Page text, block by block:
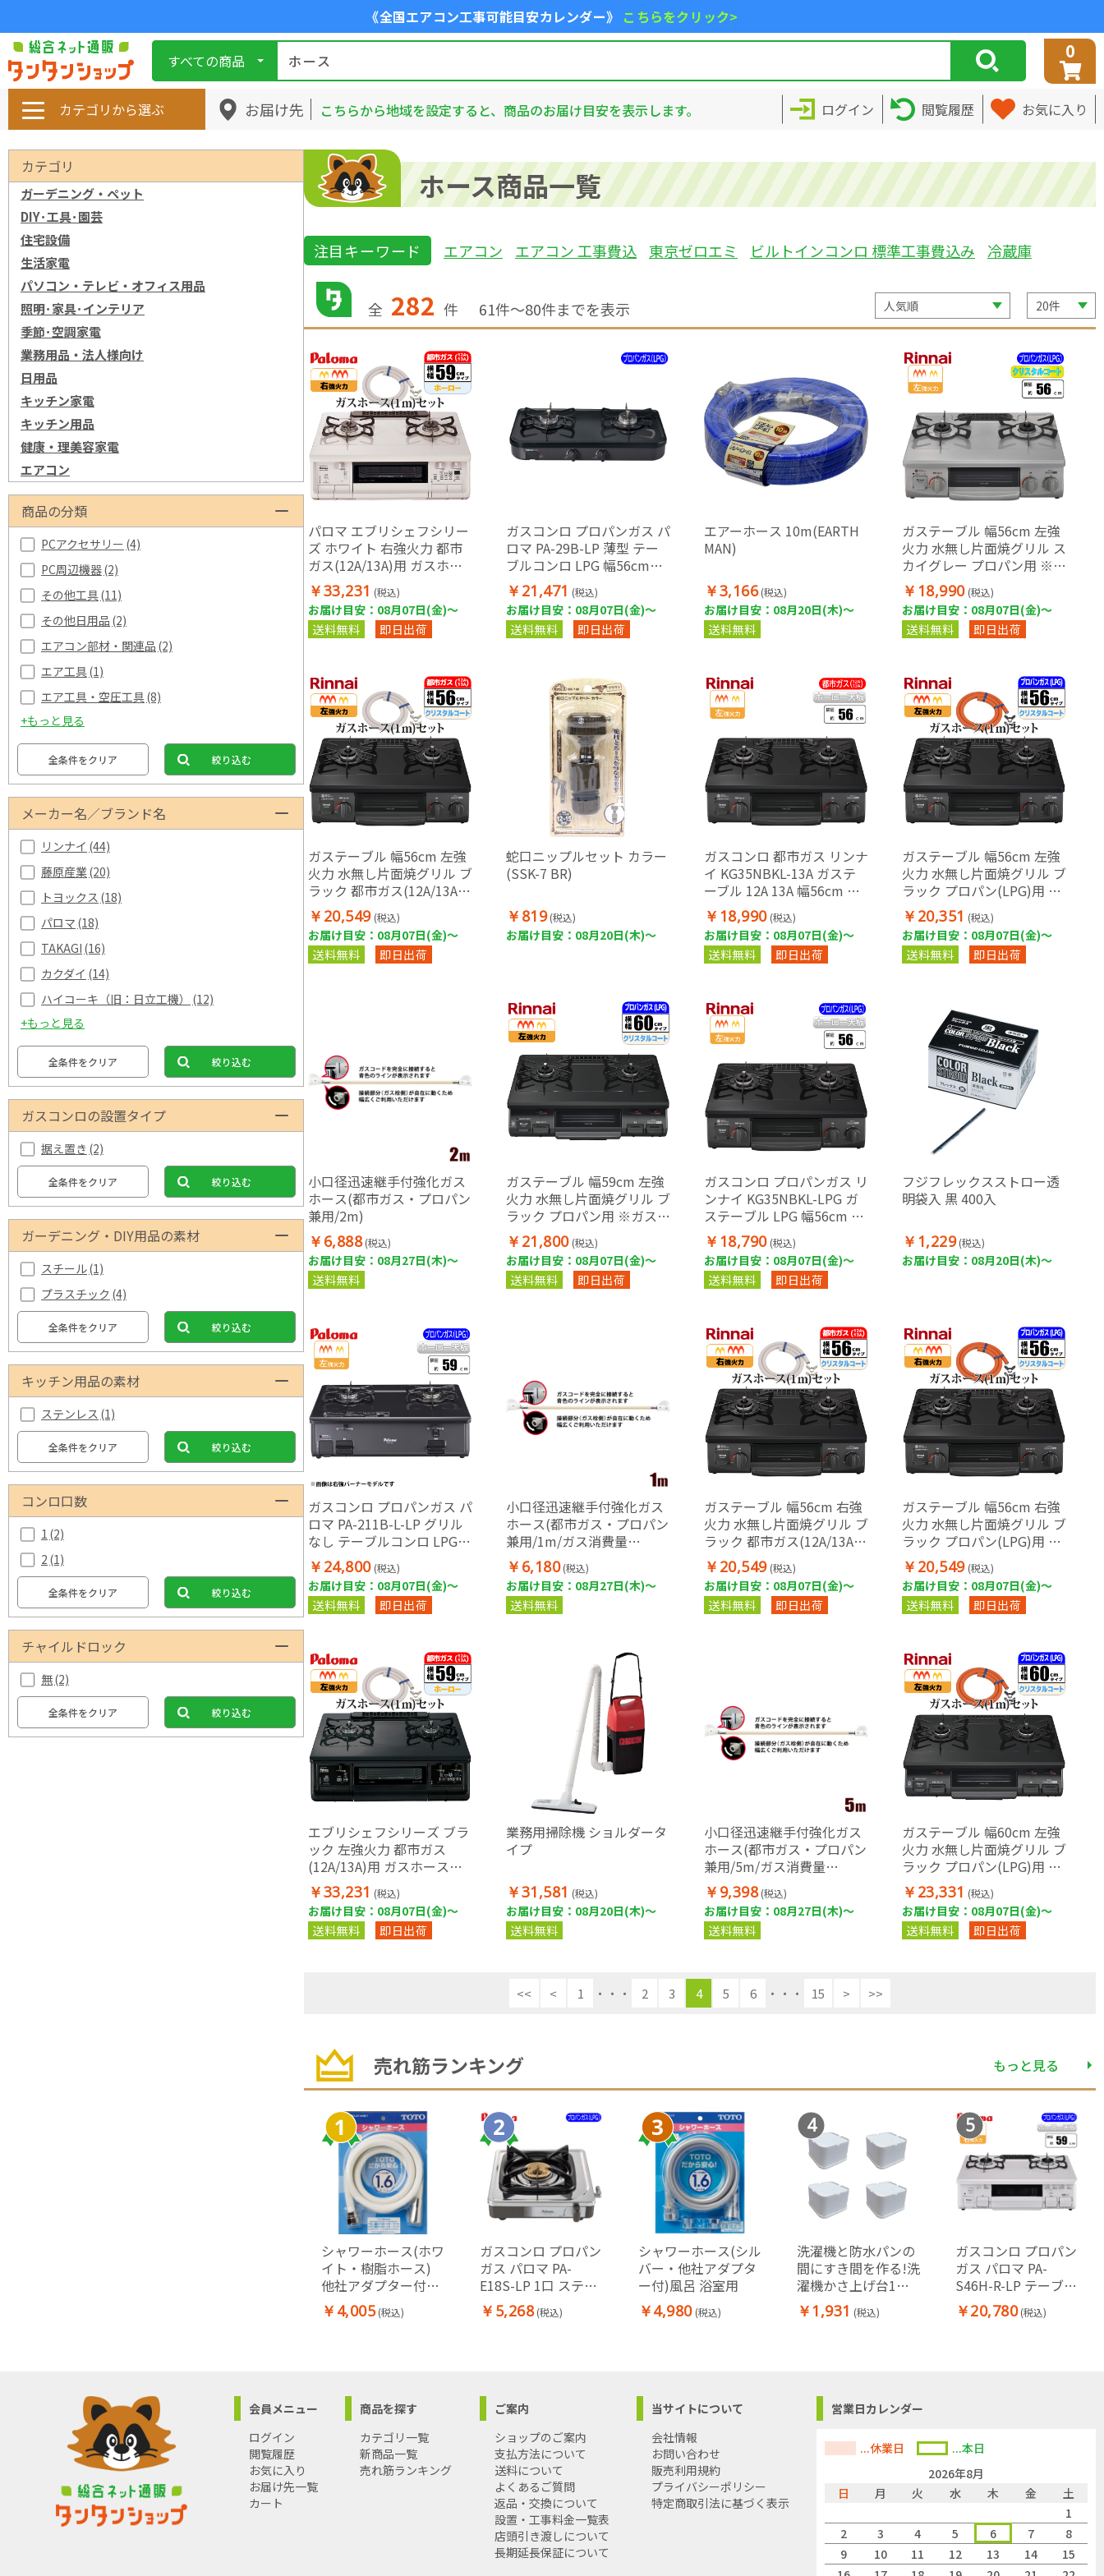
《全国エアコン工事可能目安カレンダー》 こちらをクリック>
すべての商品 0
カテゴリから選ぶ お届け先 こちらから地域を設定すると、商品のお届け目安を表示します。 ログイン 閲覧履歴 お気に入り
カテゴリ
ガーデニング・ペット
DIY･工具･園芸
住宅設備
生活家電
パソコン・テレビ・オフィス用品
照明･家具･インテリア
季節･空調家電
業務用品・法人様向け
日用品
キッチン家電
キッチン用品
健康・理美容家電
エアコン
商品の分類
PCアクセサリー (4)
PC周辺機器(2)
その他工具(11)
その他日用品 (2)
エアコン部材・関連品 (2)
エア工具(1)
エア工具・空圧工具(8)
+もっと見る
全条件をクリア 絞り込む
メーカー名／ブランド名
リンナイ (44)
藤原産業(20)
トヨックス (18)
パロマ (18)
TAKAGI (16)
カクダイ (14)
ハイコーキ（旧：日立工機）
(12)
+もっと見る
全条件をクリア 絞り込む
ガスコンロの設置タイプ
据え置き (2)
全条件をクリア 絞り込む
ガーデニング・DIY用品の素材
スチール(1)
プラスチック (4)
全条件をクリア 絞り込む
キッチン用品の素材
ステンレス (1)
全条件をクリア 絞り込む
コンロ口数
1 (2)
2 (1)
全条件をクリア 絞り込む
チャイルドロック
無(2)
全条件をクリア 絞り込む
ホース商品一覧
注目キーワード エアコン エアコン 工事費込 東京ゼロエミ ビルトインコンロ 標準工事費込み 冷蔵庫
全 282 件 61件〜80件までを表示
パロマ エブリシェフシリー
ズ ホワイト 右強火力 都市
ガス(12A/13A)用 ガスホー
ス(1m)セット PA-380WHA-
R-13A_GHSET
￥33,231 (税込)
お届け目安：08月07日(金)～
送料無料
即日出荷
ガスコンロ プロパンガス パ
ロマ PA-29B-LP 薄型 テー
ブルコンロ LPG 幅56cmタ
イプ ブラック 据置型 ガス
テーブル ガスホース別売
￥21,471 (税込)
お届け目安：08月07日(金)～
送料無料
即日出荷
エアーホース 10m(EARTH
MAN)
￥3,166 (税込)
お届け目安：08月20日(木)～
送料無料
ガステーブル 幅56cm 左強
火力 水無し片面焼グリル ス
カイグレー プロパン用 ※ガ
スホース別売
￥18,990 (税込)
お届け目安：08月07日(金)～
送料無料
即日出荷
ガステーブル 幅56cm 左強
火力 水無し片面焼グリル ブ
ラック 都市ガス(12A/13A)
用 ガスホース(1m)セット
￥20,549 (税込)
お届け目安：08月07日(金)～
送料無料
即日出荷
蛇口ニップルセット カラー
(SSK-7 BR)
￥819 (税込)
お届け目安：08月20日(木)～
ガスコンロ 都市ガス リンナ
イ KG35NBKL-13A ガステ
ーブル 12A 13A 幅56cm 左
強火力 水無し片面焼グリル
ブラック 据置型 ガスレンジ
ガスホース別売
￥18,990 (税込)
お届け目安：08月07日(金)～
送料無料
即日出荷
ガステーブル 幅56cm 左強
火力 水無し片面焼グリル ブ
ラック プロパン(LPG)用 ガ
スホース(1m)セット
￥20,351 (税込)
お届け目安：08月07日(金)～
送料無料
即日出荷
小口径迅速継手付強化ガス
ホース(都市ガス・プロパン
兼用/2m)
￥6,888 (税込)
お届け目安：08月27日(木)～
送料無料
ガステーブル 幅59cm 左強
火力 水無し片面焼グリル ブ
ラック プロパン用 ※ガスホ
ース別売
￥21,800 (税込)
お届け目安：08月07日(金)～
送料無料
即日出荷
ガスコンロ プロパンガス リ
ンナイ KG35NBKL-LPG ガ
ステーブル LPG 幅56cm 左
強火力 水無し片面焼グリル
ブラック 据置型 ガスレンジ
ガスホース別売
￥18,790 (税込)
お届け目安：08月07日(金)～
送料無料
即日出荷
フジフレックスストロー透
明袋入 黒 400入
￥1,229 (税込)
お届け目安：08月20日(木)～
ガスコンロ プロパンガス パ
ロマ PA-211B-L-LP グリル
なし テーブルコンロ LPG
幅59cm 左強火 ブラック 据
置型 2口コンロ ガスホース
別売
￥24,800 (税込)
お届け目安：08月07日(金)～
送料無料
即日出荷
小口径迅速継手付強化ガス
ホース(都市ガス・プロパン
兼用/1m/ガス消費量
5.90kW以下の機器用)
￥6,180 (税込)
お届け目安：08月27日(木)～
送料無料
ガステーブル 幅56cm 右強
火力 水無し片面焼グリル ブ
ラック 都市ガス(12A/13A)
用 ガスホース(1m)セット
￥20,549 (税込)
お届け目安：08月07日(金)～
送料無料
即日出荷
ガステーブル 幅56cm 右強
火力 水無し片面焼グリル ブ
ラック プロパン(LPG)用 ガ
スホース(1m)セット
￥20,549 (税込)
お届け目安：08月07日(金)～
送料無料
即日出荷
エブリシェフシリーズ ブラ
ック 左強火力 都市ガス
(12A/13A)用 ガスホース
(1m)セット
￥33,231 (税込)
お届け目安：08月07日(金)～
送料無料
即日出荷
業務用掃除機 ショルダータ
イプ
￥31,581 (税込)
お届け目安：08月20日(木)～
送料無料
小口径迅速継手付強化ガス
ホース(都市ガス・プロパン
兼用/5m/ガス消費量
5.90kW以下の機器用)
￥9,398 (税込)
お届け目安：08月27日(木)～
送料無料
ガステーブル 幅60cm 左強
火力 水無し片面焼グリル ブ
ラック プロパン(LPG)用 ガ
スホース(1m)セット
￥23,331 (税込)
お届け目安：08月07日(金)～
送料無料
即日出荷
<< < 1 ・・・ 2 3 4 5 6 ・・・ 15 > >>
売れ筋ランキング もっと見る
シャワーホース(ホワ
イト・樹脂ホース)
他社アダプター付浴
室用
￥4,005 (税込)
ガスコンロ プロパン
ガス パロマ PA-
E18S-LP 1口 ステン
レストップ ガスホー
スなし 据置型 小型
￥5,268 (税込)
シャワーホース(シル
バー・他社アダプタ
ー付)風呂 浴室用
￥4,980 (税込)
4
洗濯機と防水パンの
間にすき間を作る!洗
濯機かさ上げ台1セ
ット（4個入り）
￥1,931 (税込)
5
ガスコンロ プロパン
ガス パロマ PA-
S46H-R-LP テーブル
コンロ LPG 右強火力
ナチュラルホワイト
￥20,780 (税込)
会員メニュー
ログイン
閲覧履歴
お気に入り
お届け先一覧
カート
商品を探す
カテゴリ一覧
新商品一覧
売れ筋ランキング
ご案内
ショップのご案内
支払方法について
送料について
よくあるご質問
返品・交換について
設置・工事料金一覧表
店頭引き渡しについて
長期延長保証について
当サイトについて
会社情報
お問い合わせ
販売利用規約
プライバシーポリシー
特定商取引法に基づく表示
営業日カレンダー
...休業日
...本日
2026年8月
日
月 火 水 木 金
土
1
2
3 4 5 6 7
8
9
10 11 12 13 14
15